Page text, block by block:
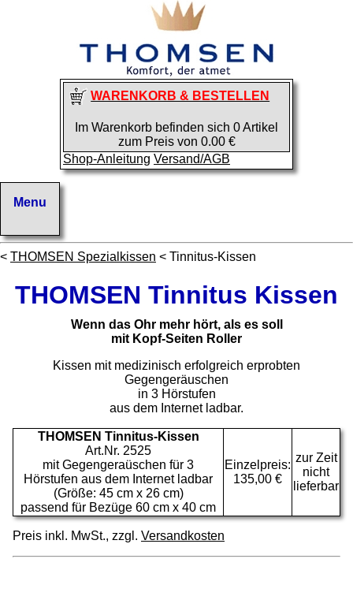
WARENKORB & BESTELLEN
Im Warenkorb befinden sich 0 Artikel
zum Preis von 0.00 €
Shop-Anleitung Versand/AGB
< THOMSEN Spezialkissen < Tinnitus-Kissen
THOMSEN Tinnitus Kissen
Wenn das Ohr mehr hört, als es soll
mit Kopf-Seiten Roller
Kissen mit medizinisch erfolgreich erprobten
Gegengeräuschen
in 3 Hörstufen
aus dem Internet ladbar.
THOMSEN Tinnitus-Kissen
Art.Nr. 2525
mit Gegengeraüschen für 3
Hörstufen aus dem Internet ladbar
(Größe: 45 cm x 26 cm)
passend für Bezüge 60 cm x 40 cm
Einzelpreis:
135,00 €
zur Zeit
nicht
lieferbar
Preis inkl. MwSt., zzgl. Versandkosten